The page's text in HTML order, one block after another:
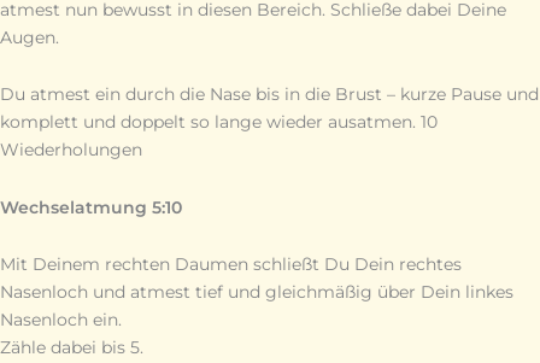
atmest nun bewusst in diesen Bereich. Schließe dabei Deine
Augen.
Du atmest ein durch die Nase bis in die Brust – kurze Pause und
komplett und doppelt so lange wieder ausatmen. 10
Wiederholungen
Wechselatmung 5:10
Mit Deinem rechten Daumen schließt Du Dein rechtes
Nasenloch und atmest tief und gleichmäßig über Dein linkes
Nasenloch ein.
Zähle dabei bis 5.